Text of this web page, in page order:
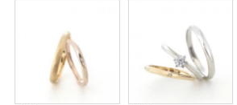
婚約指輪 ゴージャス
テイスト